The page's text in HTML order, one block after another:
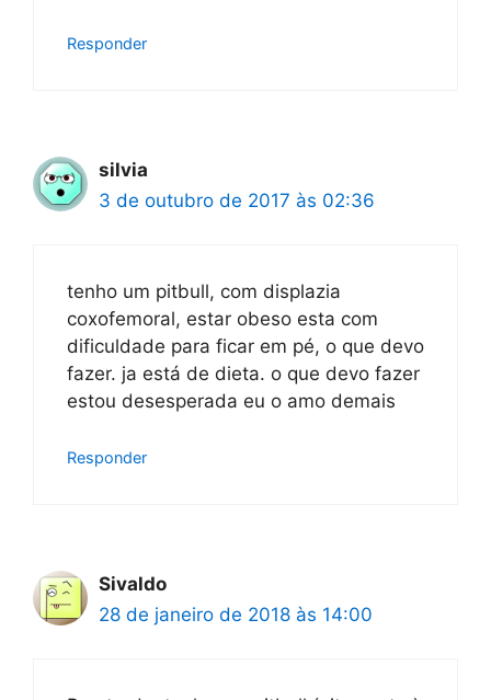
Responder
silvia
3 de outubro de 2017 às 02:36
tenho um pitbull, com displazia
coxofemoral, estar obeso esta com
dificuldade para ficar em pé, o que devo
fazer. ja está de dieta. o que devo fazer
estou desesperada eu o amo demais
Responder
Sivaldo
28 de janeiro de 2018 às 14:00